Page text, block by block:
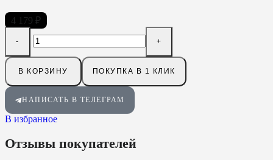
4 179 ₽
В КОРЗИНУ ПОКУПКА В 1 КЛИК
НАПИСАТЬ В ТЕЛЕГРАМ
В избранное
Отзывы покупателей